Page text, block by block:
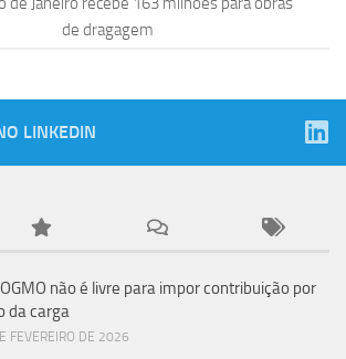
de dragagem
LINKEDIN
OGMO não é livre para impor contribuição por
da carga
FEVEREIRO DE 2026